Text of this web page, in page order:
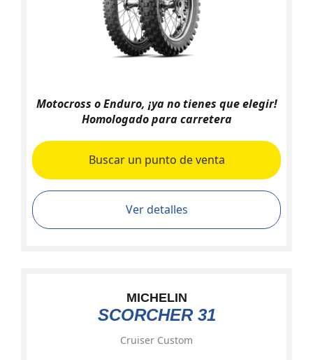
Motocross o Enduro, ¡ya no tienes que elegir!
Homologado para carretera
Buscar un punto de venta
Ver detalles
MICHELIN
SCORCHER 31
Cruiser Custom